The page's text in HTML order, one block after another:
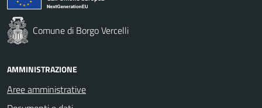
Comune di Borgo Vercelli
AMMINISTRAZIONE
Aree amministrative